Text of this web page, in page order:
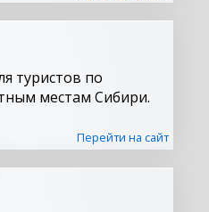
туристов по
местам Сибири.
Перейти на сайт